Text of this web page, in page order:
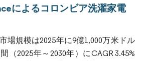
によるコロンビア洗濯家電
場規模は2025年に9億1,000万米ドル
（2025年～2030年）にCAGR 3.45%